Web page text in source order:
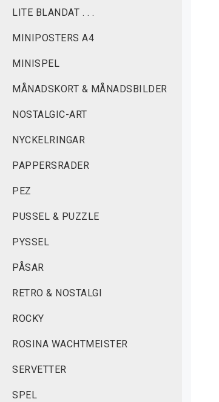
LITE BLANDAT . . .
MINIPOSTERS A4
MINISPEL
MÅNADSKORT & MÅNADSBILDER
NOSTALGIC-ART
NYCKELRINGAR
PAPPERSRADER
PEZ
PUSSEL & PUZZLE
PYSSEL
PÅSAR
RETRO & NOSTALGI
ROCKY
ROSINA WACHTMEISTER
SERVETTER
SPEL